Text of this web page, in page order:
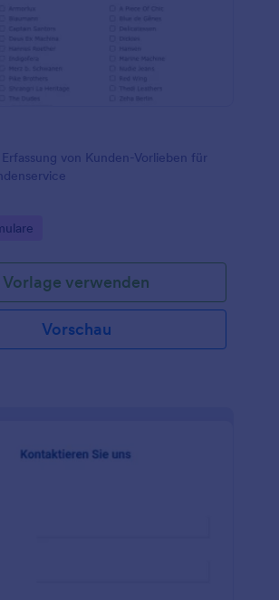
von Kunden-Vorlieben für
Vorlage verwenden
Vorschau